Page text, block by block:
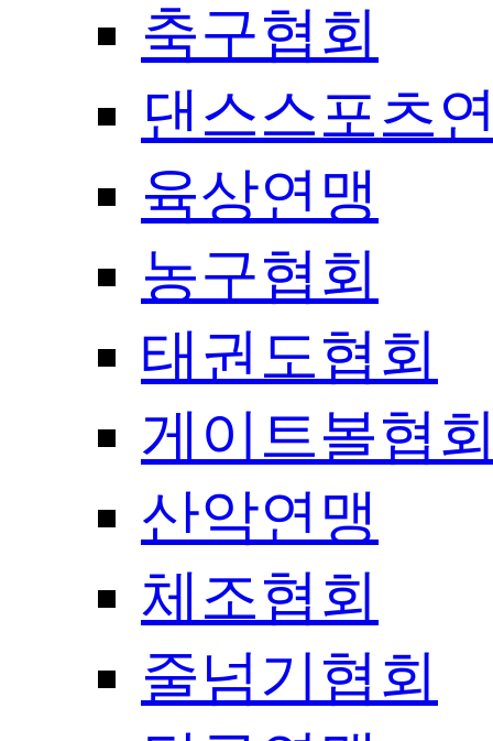
축구협회
댄스스포츠
육상연맹
농구협회
태권도협회
게이트볼협
산악연맹
체조협회
줄넘기협회